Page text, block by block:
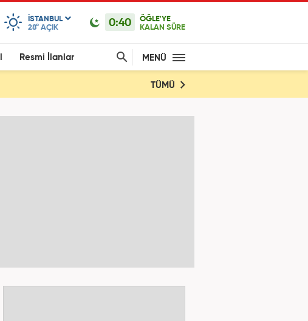
ISTANBUL
28° AÇIK 0:40
ÖĞLE'YE
KALAN SÜRE
Resmi İlanlar MENÜ
TÜMÜ